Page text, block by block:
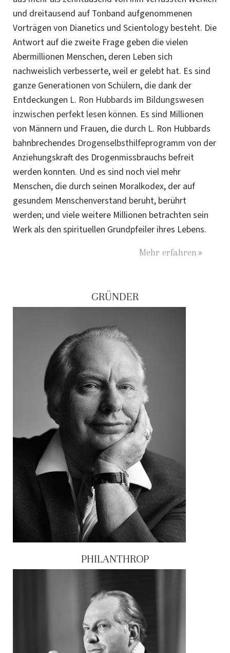
und dreitausend auf Tonband aufgenommenen
Vorträgen von Dianetics und Scientology besteht. Die
Antwort auf die zweite Frage geben die vielen
Abermillionen Menschen, deren Leben sich
nachweislich verbesserte, weil er gelebt hat. Es sind
ganze Generationen von Schülern, die dank der
Entdeckungen L. Ron Hubbards im Bildungswesen
inzwischen perfekt lesen können. Es sind Millionen
von Männern und Frauen, die durch L. Ron Hubbards
bahnbrechendes Drogenselbsthilfeprogramm von der
Anziehungskraft des Drogenmissbrauchs befreit
werden konnten. Und es sind noch viel mehr
Menschen, die durch seinen Moralkodex, der auf
gesundem Menschenverstand beruht, berührt
werden; und viele weitere Millionen betrachten sein
Werk als den spirituellen Grundpfeiler ihres Lebens.
Mehr erfahren
GRÜNDER
PHILANTHROP